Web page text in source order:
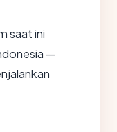
saat ini
—